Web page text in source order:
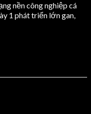
nền công nghiệp cá
1 phát triển lớn gan,